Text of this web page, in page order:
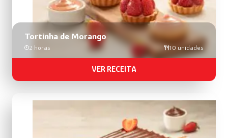
Tortinha de Morango
2 horas 10 unidades
VER RECEITA